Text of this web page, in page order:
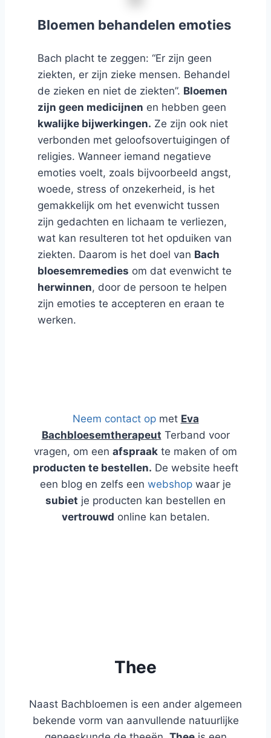
Bloemen behandelen emoties
Bach placht te zeggen: “Er zijn geen
ziekten, er zijn zieke mensen. Behandel
de zieken en niet de ziekten”. Bloemen
zijn geen medicijnen en hebben geen
kwalijke bijwerkingen. Ze zijn ook niet
verbonden met geloofsovertuigingen of
religies. Wanneer iemand negatieve
emoties voelt, zoals bijvoorbeeld angst,
woede, stress of onzekerheid, is het
gemakkelijk om het evenwicht tussen
zijn gedachten en lichaam te verliezen,
wat kan resulteren tot het opduiken van
ziekten. Daarom is het doel van Bach
bloesemremedies om dat evenwicht te
herwinnen, door de persoon te helpen
zijn emoties te accepteren en eraan te
werken.
Neem contact opmet Eva
Bachbloesemtherapeut Terband voor
vragen, om een afspraak te maken of om
producten te bestellen. De website heeft
een blog en zelfs een webshop waar je
subiet je producten kan bestellen en
vertrouwd online kan betalen.
Thee
Naast Bachbloemen is een ander algemeen
bekende vorm van aanvullende natuurlijke